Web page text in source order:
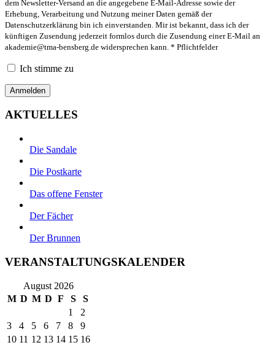
dem Newsletter-Versand an die angegebene E-Mail-Adresse sowie der
Erhebung, Verarbeitung und Nutzung meiner Daten gemäß der
Datenschutzerklärung bin ich einverstanden. Mir ist bekannt, dass ich der
künftigen Zusendung jederzeit formlos durch die Zusendung einer E-Mail an
akademie@tma-bensberg.de widersprechen kann. * Pflichtfelder
Ich stimme zu
AKTUELLES
Die Sandale
Die Postkarte
Das offene Fenster
Der Fächer
Der Brunnen
VERANSTALTUNGSKALENDER
August 2026
M D M D F S S
1
2
3
4 5 6 7 8
9
10 11 12 13 14 15 16